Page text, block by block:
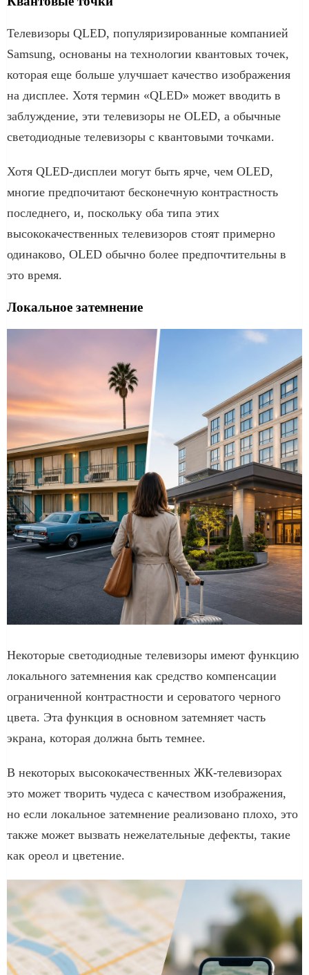
Телевизоры QLED, популяризированные компанией
Samsung, основаны на технологии квантовых точек,
которая еще больше улучшает качество изображения
на дисплее. Хотя термин «QLED» может вводить в
заблуждение, эти телевизоры не OLED, а обычные
светодиодные телевизоры с квантовыми точками.
Хотя QLED-дисплеи могут быть ярче, чем OLED,
многие предпочитают бесконечную контрастность
последнего, и, поскольку оба типа этих
высококачественных телевизоров стоят примерно
одинаково, OLED обычно более предпочтительны в
это время.
Локальное затемнение
Некоторые светодиодные телевизоры имеют функцию
локального затемнения как средство компенсации
ограниченной контрастности и сероватого черного
цвета. Эта функция в основном затемняет часть
экрана, которая должна быть темнее.
В некоторых высококачественных ЖК-телевизорах
это может творить чудеса с качеством изображения,
но если локальное затемнение реализовано плохо, это
также может вызвать нежелательные дефекты, такие
как ореол и цветение.